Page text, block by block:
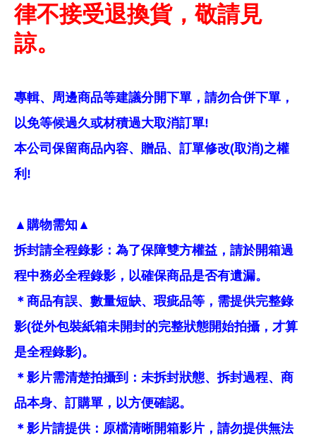
律不接受退換貨，敬請見
諒。
專輯、周邊商品等建議分開下單，請勿合併下單，
以免等候過久或材積過大取消訂單!
本公司保留商品內容、贈品、訂單修改(取消)之權
利!
▲購物需知▲
拆封請全程錄影：為了保障雙方權益，請於開箱過
程中務必全程錄影，以確保商品是否有遺漏。
＊商品有誤、數量短缺、瑕疵品等，需提供完整錄
影(從外包裝紙箱未開封的完整狀態開始拍攝，才算
是全程錄影)。
＊影片需清楚拍攝到：未拆封狀態、拆封過程、商
品本身、訂購單，以方便確認。
＊影片請提供：原檔清晰開箱影片，請勿提供無法